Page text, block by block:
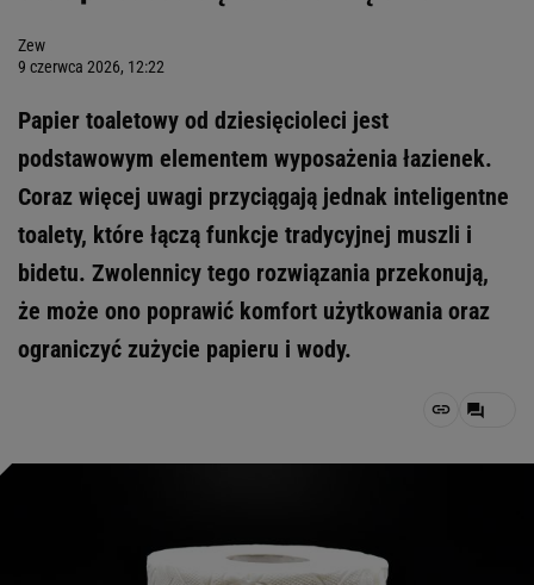
Zew
9 czerwca 2026, 12:22
Papier toaletowy od dziesięcioleci jest
podstawowym elementem wyposażenia łazienek.
Coraz więcej uwagi przyciągają jednak inteligentne
toalety, które łączą funkcje tradycyjnej muszli i
bidetu. Zwolennicy tego rozwiązania przekonują,
że może ono poprawić komfort użytkowania oraz
ograniczyć zużycie papieru i wody.